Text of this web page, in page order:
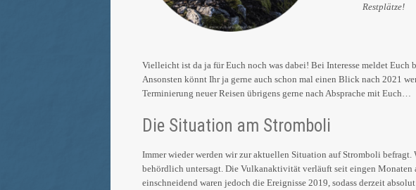
Restplätze!
Vielleicht ist da ja für Euch noch was dabei! Bei Interesse meldet
Ansonsten könnt Ihr ja gerne auch schon mal einen Blick nach 2021
Terminierung neuer Reisen übrigens gerne nach Absprache mit Euch…
Die Situation am Stromboli
Immer wieder werden wir zur aktuellen Situation auf Stromboli
behördlich untersagt. Die Vulkanaktivität verläuft seit eingen Monaten
einschneidend waren jedoch die Ereignisse 2019, sodass derzeit